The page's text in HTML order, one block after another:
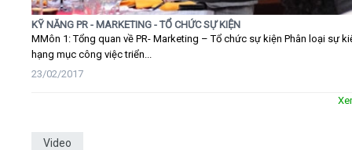
KỸ NĂNG PR - MARKETING - TỔ CHỨC SỰ KIỆN
MMôn 1: Tổng quan về PR- Marketing – Tổ chức sự kiện Phân loại sự
hạng mục công việc triển...
23/02/2017
Video